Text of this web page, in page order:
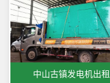
中山古镇发电机出租